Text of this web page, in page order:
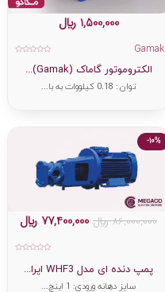
الکتروموتور گاماک (Gamak)...
1,500,000 ﷼
توان : 0.18 کیلووات به با...
Gamak
-10%
پمپ دنده ای مدل WHF3 ایرا...
86,000,000﷼ 77,400,000 ﷼
سایز دهانه ورودی: 1 اینچ...